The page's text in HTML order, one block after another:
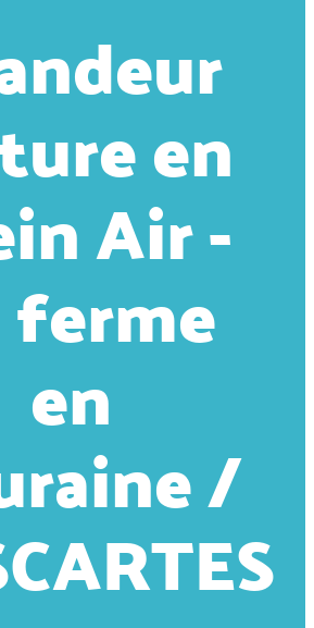
en
Air -
ferme
en
/